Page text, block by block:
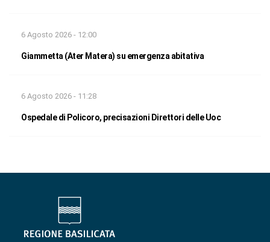
6 Agosto 2026 - 12:00
Giammetta (Ater Matera) su emergenza abitativa
6 Agosto 2026 - 11:28
Ospedale di Policoro, precisazioni Direttori delle Uoc